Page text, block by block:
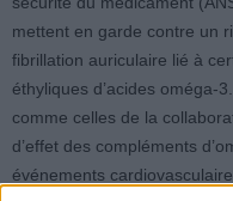
mettent en garde contre un
fibrillation auriculaire lié à
éthyliques d’acides oméga-
comme celles de la
d’effet des compléments
événements